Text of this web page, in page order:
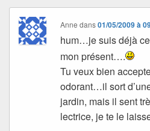
Anne dans01/05/2009 à
hum…je suis déjà
mon présent….
Tu veux bien
odorant…il sort
jardin, mais il sent
lectrice, je te le